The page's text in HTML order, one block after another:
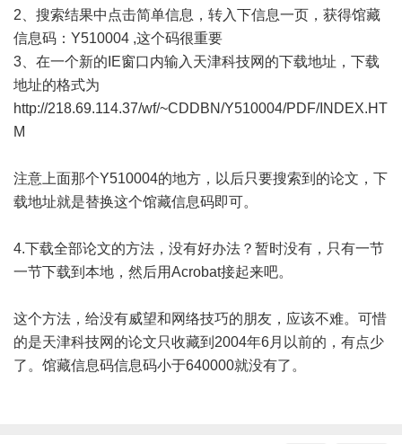
2、搜索结果中点击简单信息，转入下信息一页，获得馆藏
信息码：Y510004 ,这个码很重要
3、在一个新的IE窗口内输入天津科技网的下载地址，下载
地址的格式为
http://218.69.114.37/wf/~CDDBN/Y510004/PDF/INDEX.HT
M
注意上面那个Y510004的地方，以后只要搜索到的论文，下
载地址就是替换这个馆藏信息码即可。
4.下载全部论文的方法，没有好办法？暂时没有，只有一节
一节下载到本地，然后用Acrobat接起来吧。
这个方法，给没有威望和网络技巧的朋友，应该不难。可惜
的是天津科技网的论文只收藏到2004年6月以前的，有点少
了。馆藏信息码信息码小于640000就没有了。